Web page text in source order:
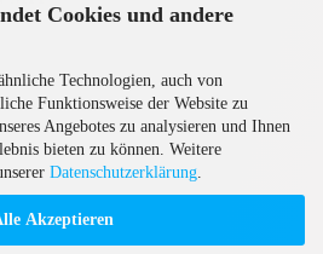
Cookies und andere
Technologien, auch von
Funktionsweise der Website zu
Angebotes zu analysieren und Ihnen
bieten zu können. Weitere
Datenschutzerklärung
Akzeptieren